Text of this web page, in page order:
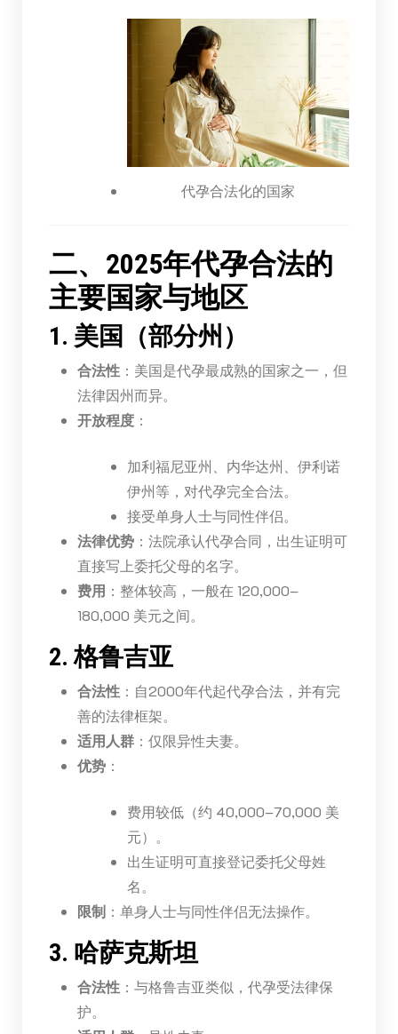
代孕合法化的国家
二、2025年代孕合法的
主要国家与地区
1. 美国（部分州）
合法性：美国是代孕最成熟的国家之一，但
法律因州而异。
开放程度：
加利福尼亚州、内华达州、伊利诺
伊州等，对代孕完全合法。
接受单身人士与同性伴侣。
法律优势：法院承认代孕合同，出生证明可
直接写上委托父母的名字。
费用 ：整体较高，一般在 120,000–
180,000 美元之间。
2. 格鲁吉亚
合法性：自2000年代起代孕合法，并有完
善的法律框架。
适用人群：仅限异性夫妻。
优势：
费用较低（约 40,000–70,000 美
元）。
出生证明可直接登记委托父母姓
名。
限制：单身人士与同性伴侣无法操作。
3. 哈萨克斯坦
合法性：与格鲁吉亚类似，代孕受法律保
护。